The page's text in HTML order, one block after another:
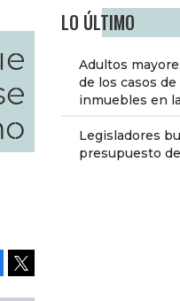
LO ÚLTIMO
Adultos
de los casos
inmuebles en
Legisladores
presupuesto